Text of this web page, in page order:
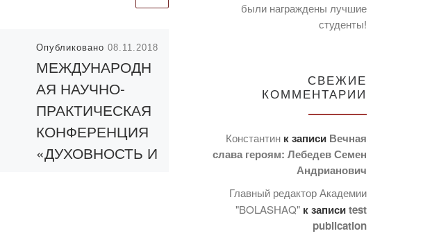
Опубликовано 08.11.2018
МЕЖДУНАРОДН
АЯ НАУЧНО-
ПРАКТИЧЕСКАЯ
КОНФЕРЕНЦИЯ
«ДУХОВНОСТЬ И
Участие в
конференции
трудовые лагеря
Казахстана в
годы Великой
Отечественной
войны и их вклад
были награждены лучшие
студенты!
СВЕЖИЕ
КОММЕНТАРИИ
Константин к записи Вечная
слава героям: Лебедев Семен
Андрианович
Главный редактор Академии
"BOLASHAQ" к записиtest
publication